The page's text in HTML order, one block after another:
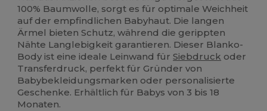
100% Baumwolle, sorgt es für optimale Weichheit
auf der empfindlichen Babyhaut. Die langen
Ärmel bieten Schutz, während die gerippten
Nähte Langlebigkeit garantieren. Dieser Blanko-
Body ist eine ideale Leinwand fürSiebdruck oder
Transferdruck, perfekt für Gründer von
Babybekleidungsmarken oder personalisierte
Geschenke. Erhältlich für Babys von 3 bis 18
Monaten.